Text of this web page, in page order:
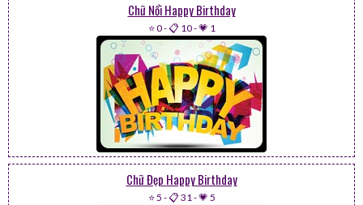
Chữ Nổi Happy Birthday
⭐ 0-📋 10-💗 1
Chữ Đẹp Happy Birthday
⭐ 5 -📋 31-💗 5